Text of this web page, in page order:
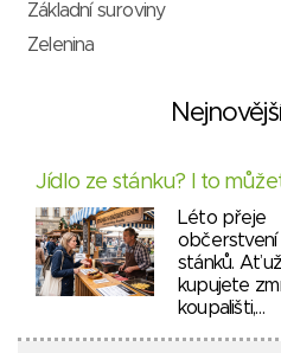
Základní suroviny
Zelenina
Jídlo ze stánku? I to
Léto přeje
občerstvení
stánků. Ať
kupujete
koupališti,…